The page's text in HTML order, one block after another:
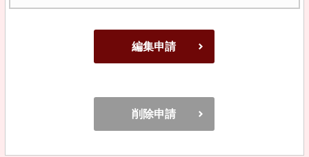
編集申請
削除申請